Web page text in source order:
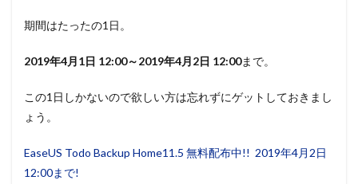
期間はたったの1日。
2019年4月1日 12:00～2019年4月2日 12:00まで。
この1日しかないので欲しい方は忘れずにゲットしておきまし
ょう。
EaseUS Todo Backup Home11.5 無料配布中!! 2019年4月2日
12:00まで!